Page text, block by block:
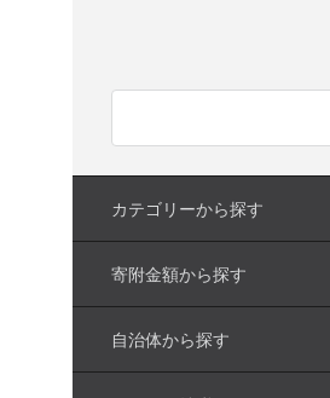
カテゴリーから探す
寄附金額から探す
自治体から探す